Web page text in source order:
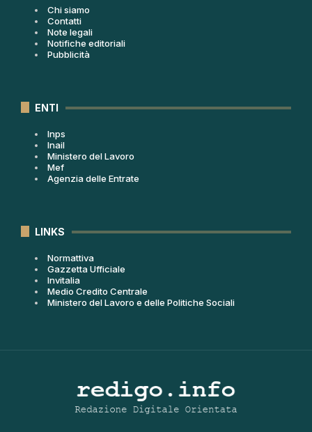
Chi siamo
Contatti
Note legali
Notifiche editoriali
Pubblicità
ENTI
Inps
Inail
Ministero del Lavoro
Mef
Agenzia delle Entrate
LINKS
Normattiva
Gazzetta Ufficiale
Invitalia
Medio Credito Centrale
Ministero del Lavoro e delle Politiche Sociali